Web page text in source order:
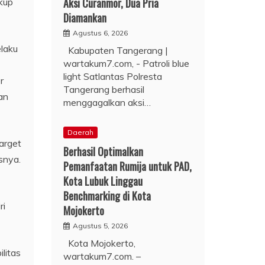
Diamankan
Agustus 6, 2026
Kabupaten Tangerang |
wartakum7.com, - Patroli blue
light Satlantas Polresta
Tangerang berhasil
menggagalkan aksi…
Daerah
Berhasil Optimalkan
Pemanfaatan Rumija untuk PAD,
Kota Lubuk Linggau
Benchmarking di Kota
Mojokerto
Agustus 5, 2026
Kota Mojokerto,
wartakum7.com. –